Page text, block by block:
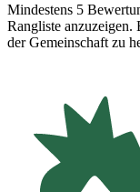
Mindestens 5
Rangliste anzuzeigen.
der Gemeinschaft zu